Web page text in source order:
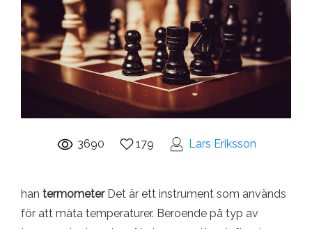
3690 179 Lars Eriksson
han termometerDet är ett instrument som används
för att mäta temperaturer. Beroende på typ av